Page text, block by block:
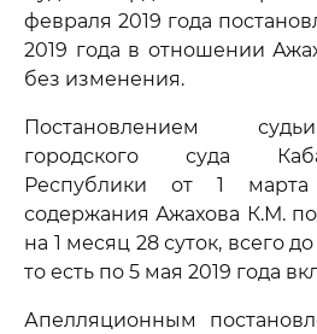
февраля 2019 года
2019 года в отношении
без изменения.
Постановлением
городского суда
Республики от 1
содержания Ажахова К.М.
на 1 месяц 28 суток, всего
то есть по 5 мая 2019 года
Апелляционным